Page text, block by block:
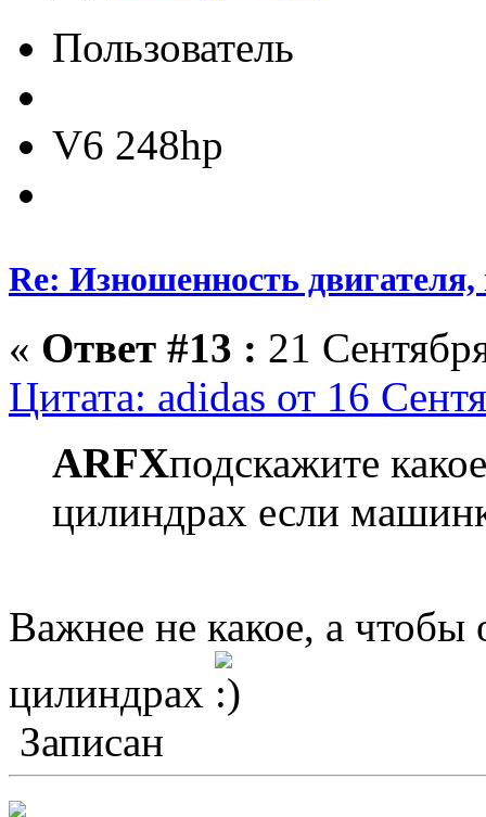
Пользователь
V6 248hp
Re: Изношенность
« Ответ #13 : 21
Цитата: adidas от 16
ARFXподскажите
цилиндрах если
Важнее не какое, а чтобы
цилиндрах
Записан